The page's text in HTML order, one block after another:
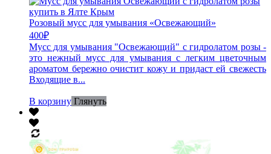
Розовый мусс для умывания «Освежающий»
400₽
Мусс для умывания "Освежающий" с гидролатом розы -
это нежный мусс для умывания с легким цветочным
ароматом бережно очистит кожу и придаст ей свежесть
Входящие в...
В корзину Глянуть